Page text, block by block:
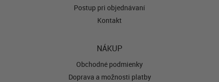
Postup pri objednávaní
Kontakt
NÁKUP
Obchodné podmienky
Doprava a možnosti platby